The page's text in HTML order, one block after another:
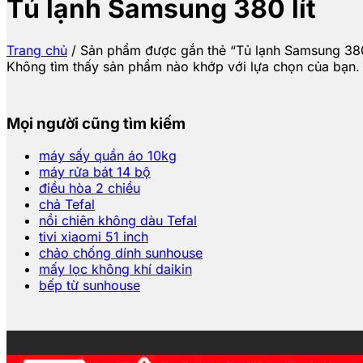
Tủ lạnh Samsung 380 lít
Trang chủ / Sản phẩm được gắn thẻ “Tủ lạnh Samsung
Không tìm thấy sản phẩm nào khớp với lựa chọn của bạn.
Mọi người cũng tìm kiếm
máy sấy quần áo 10kg
máy rửa bát 14 bộ
điều hòa 2 chiều
chả Tefal
nồi chiên không dàu Tefal
tivi xiaomi 51 inch
chảo chống dính sunhouse
mấy lọc không khí daikin
bếp từ sunhouse